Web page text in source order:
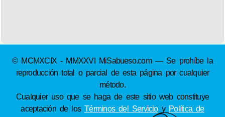
© MCMXCIX - MMXXVI MiSabueso.com — Se prohíbe la
reproducción total o parcial de esta página por cualquier
método.
Cualquier uso que se haga de este sitio web constituye
aceptación de losTérminos del Servicioy Política de